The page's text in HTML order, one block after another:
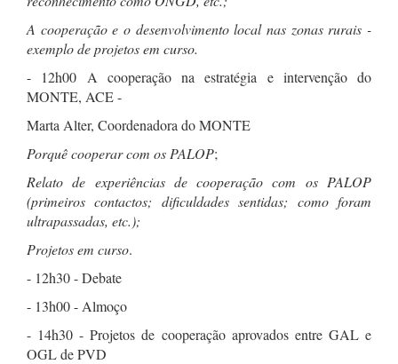
A cooperação e o desenvolvimento local nas zonas rurais -
exemplo de projetos em curso.
- 12h00 A cooperação na estratégia e intervenção do
MONTE, ACE -
Marta Alter, Coordenadora do MONTE
Porquê cooperar com os PALOP;
Relato de experiências de cooperação com os PALOP
(primeiros contactos; dificuldades sentidas; como foram
ultrapassadas, etc.);
Projetos em curso.
- 12h30 - Debate
- 13h00 - Almoço
- 14h30 - Projetos de cooperação aprovados entre GAL e
OGL de PVD